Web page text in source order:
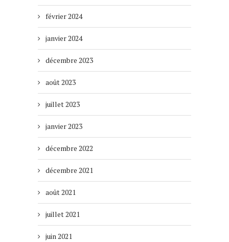
février 2024
janvier 2024
décembre 2023
août 2023
juillet 2023
janvier 2023
décembre 2022
décembre 2021
août 2021
juillet 2021
juin 2021